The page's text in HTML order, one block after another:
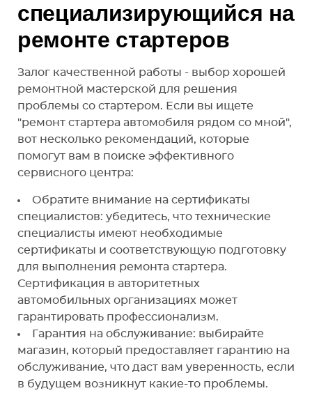
специализирующийся на
ремонте стартеров
Залог качественной работы - выбор хорошей
ремонтной мастерской для решения
проблемы со стартером. Если вы ищете
"ремонт стартера автомобиля рядом со мной",
вот несколько рекомендаций, которые
помогут вам в поиске эффективного
сервисного центра:
Обратите внимание на сертификаты
специалистов: убедитесь, что технические
специалисты имеют необходимые
сертификаты и соответствующую подготовку
для выполнения ремонта стартера.
Сертификация в авторитетных
автомобильных организациях может
гарантировать профессионализм.
Гарантия на обслуживание: выбирайте
магазин, который предоставляет гарантию на
обслуживание, что даст вам уверенность, если
в будущем возникнут какие-то проблемы.